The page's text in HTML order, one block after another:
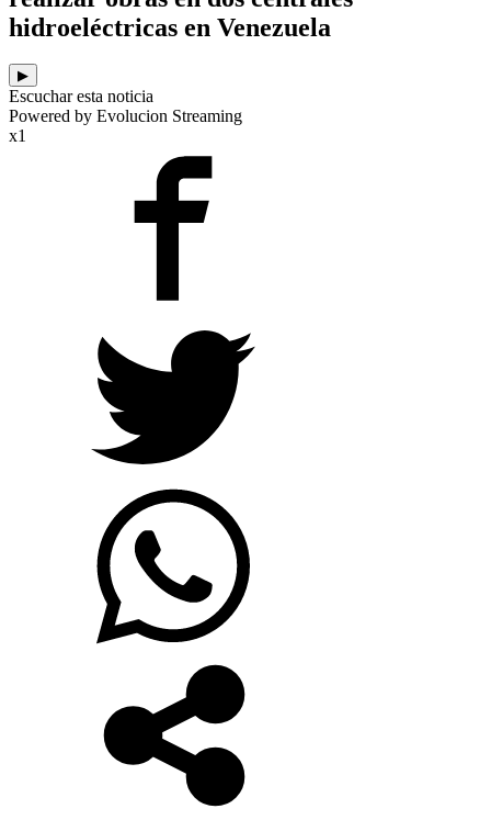
hidroeléctricas en Venezuela
▶
Escuchar esta noticia
Powered by Evolucion Streaming
x1